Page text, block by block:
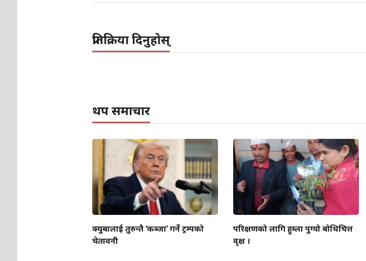
प्रतिक्रिया दिनुहोस्
थप समाचार
क्युबालाई तुरुन्तै ‘कब्जा’ गर्ने ट्रम्पको
चेतावनी
परिक्षणको लागि हुम्ला पुग्यो बोधिचित्त
वृक्ष ।